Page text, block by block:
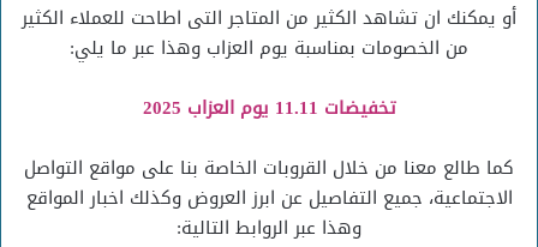
أو يمكنك ان تشاهد الكثير من المتاجر التى اطاحت للعملاء الكثير
من الخصومات بمناسبة يوم العزاب وهذا عبر ما يلي:
تخفيضات 11.11 يوم العزاب 2025
كما طالع معنا من خلال القروبات الخاصة بنا على مواقع التواصل
الاجتماعية، جميع التفاصيل عن ابرز العروض وكذلك اخبار المواقع
وهذا عبر الروابط التالية: